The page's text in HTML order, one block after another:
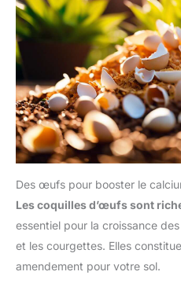
Des œufs pour booster le
Les coquilles d’œufs sont
essentiel pour la croissance
et les courgettes. Elles
amendement pour votre sol.